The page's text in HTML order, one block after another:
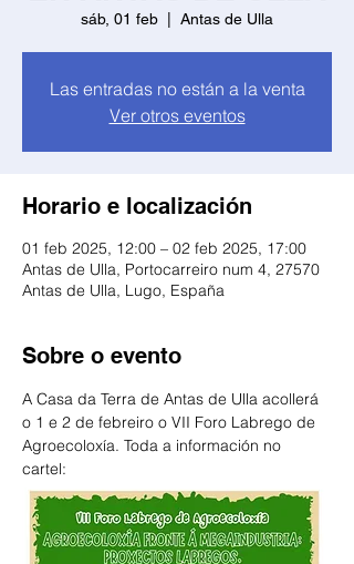
sáb, 01 feb Antas de Ulla
Las entradas no están a la venta
Ver otros eventos
Horario e localización
01 feb 2025, 12:00 – 02 feb 2025, 17:00
Antas de Ulla, Portocarreiro num 4, 27570
Antas de Ulla, Lugo, España
Sobre o evento
A Casa da Terra de Antas de Ulla acollerá
o 1 e 2 de febreiro o VII Foro Labrego de
Agroecoloxía. Toda a información no
cartel: